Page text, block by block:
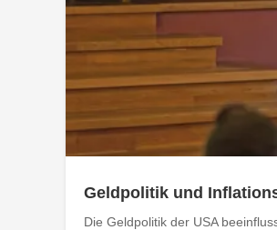
Geldpolitik und
Die Geldpolitik der USA